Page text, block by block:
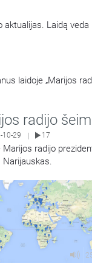
Laidą
laidoje „Marijos
radijo
10-29 | 17
Marijos radijo
Narijauskas.